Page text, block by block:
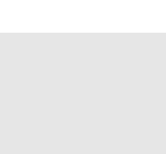
bạn yêu quý.